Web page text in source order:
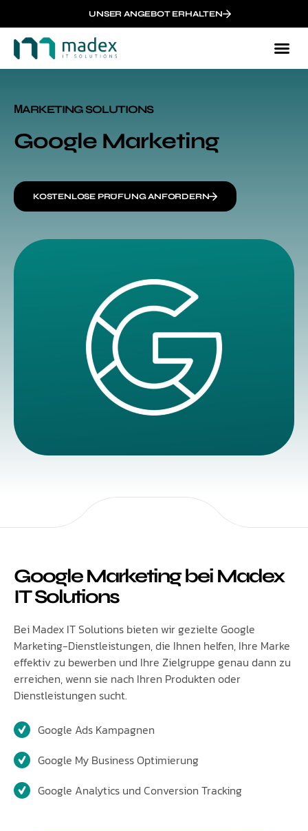
UNSER ANGEBOT ERHALTEN
МARKETING SOLUTIONS
Google Marketing
KOSTENLOSE PRÜFUNG ANFORDERN
Google Marketing bei Madex
IT Solutions
Bei Madex IT Solutions bieten wir gezielte Google
Marketing-Dienstleistungen, die Ihnen helfen, Ihre Marke
effektiv zu bewerben und Ihre Zielgruppe genau dann zu
erreichen, wenn sie nach Ihren Produkten oder
Dienstleistungen sucht.
Google Ads Kampagnen
Google My Business Optimierung
Google Analytics und Conversion Tracking